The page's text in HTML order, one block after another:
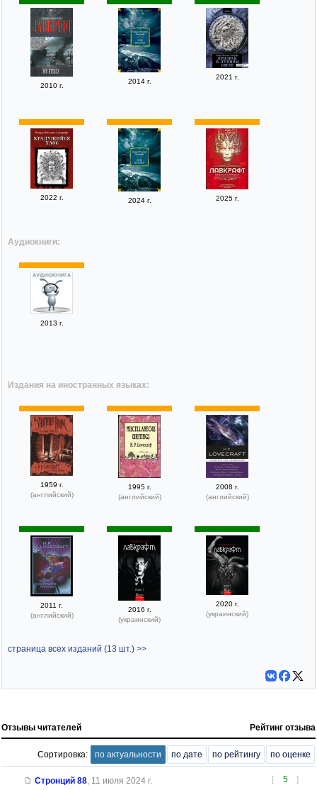
2010 г.
2014 г.
2021 г.
2022 г. 2024 г. 2025 г.
Аудиокниги:
2013 г.
Издания на иностранных языках:
1959 г.
(английский)
1995 г.
(английский)
2008 г.
(английский)
2011 г.
(английский)
2016 г.
(украинский)
2020 г.
(украинский)
страница всех изданий (13 шт.) >>
Отзывы читателей Рейтинг отзыва
Сортировка: по актуальности по дате по рейтингу по оценке
[ 5 ]
Стронций 88, 11 июля 2024 г.